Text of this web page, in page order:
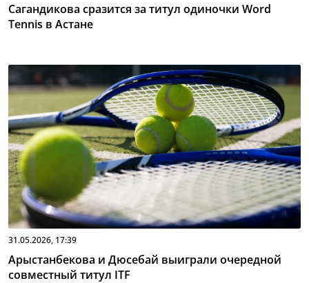
Сагандикова сразится за титул одиночки Word
Tennis в Астане
31.05.2026, 17:39
Арыстанбекова и Дюсебай выиграли очередной
совместный титул ITF